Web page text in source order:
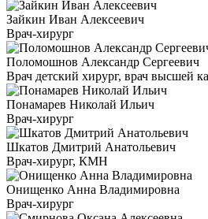
Зайкин Иван Алексеевич
Врач-хирург
Поломошнов Александр Сергеевич
Врач детский хирург, врач высшей
Понамарев Николай Ильич
Врач-хирург
Шкатов Дмитрий Анатольевич
Врач-хирург, КМН
Онищенко Анна Владимировна
Врач-хирург